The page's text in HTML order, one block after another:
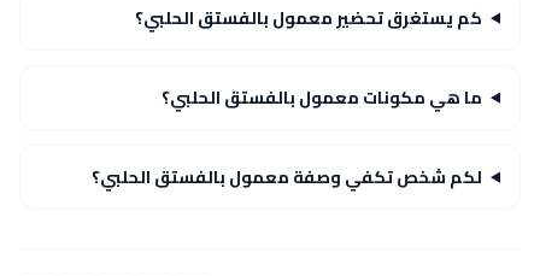
كم يستغرق تحضير معمول بالفستق الحلبي؟
ما هي مكونات معمول بالفستق الحلبي؟
لكم شخص تكفي وصفة معمول بالفستق الحلبي؟